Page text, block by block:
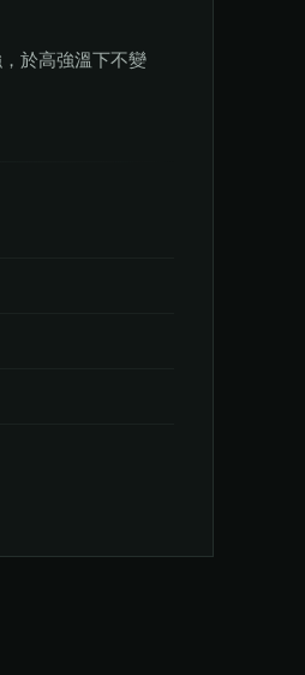
於高強溫下不變